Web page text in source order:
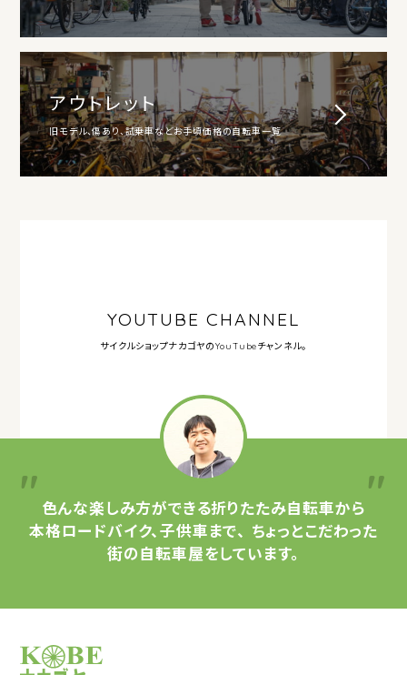
アウトレット
旧モデル、傷あり、試乗車などお手頃価格の自転車一覧
YOUTUBE CHANNEL
サイクルショップナカゴヤのYouTubeチャンネル。
色んな楽しみ方ができる折りたたみ自転車から
本格ロードバイク、子供車まで、 ちょっとこだわった
街の自転車屋をしています。
サイクルショップナカゴヤ